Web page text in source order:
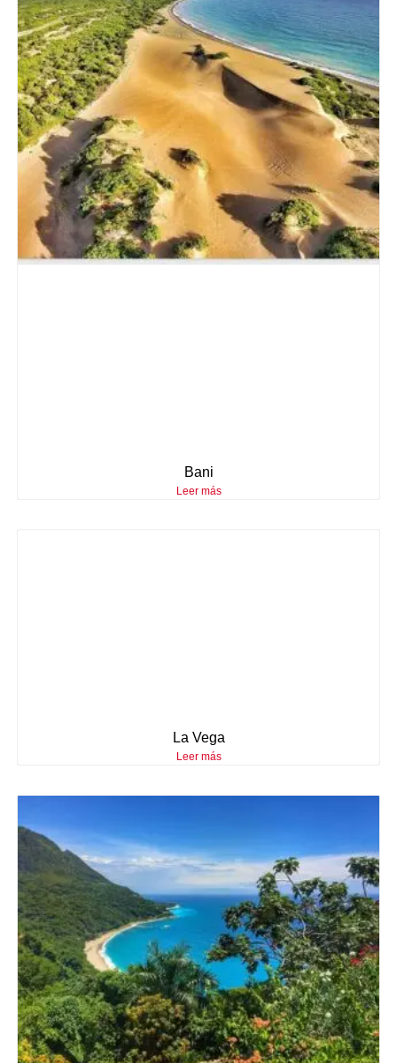
Bani
Leer más
La Vega
Leer más